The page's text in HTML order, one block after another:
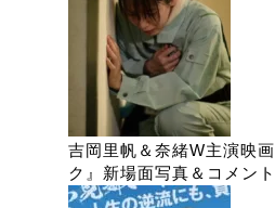
吉岡里帆＆奈緒W主演映
ク』新場面写真＆コメント